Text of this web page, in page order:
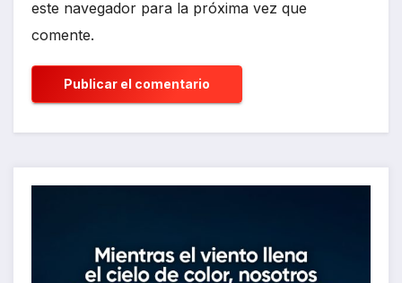
este navegador para la próxima vez que
comente.